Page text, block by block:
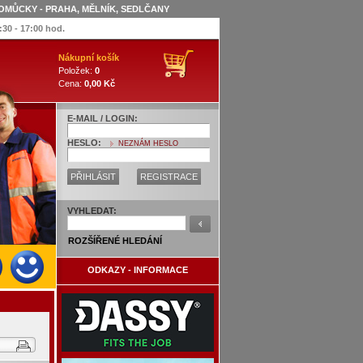
- PRAHA, MĚLNÍK, SEDLČANY
- 17:00 hod.
Nákupní košík
Položek: 0
Cena: 0,00 Kč
E-MAIL / LOGIN:
HESLO: NEZNÁM HESLO
PŘIHLÁSIT REGISTRACE
VYHLEDAT:
ROZŠÍŘENÉ HLEDÁNÍ
ODKAZY - INFORMACE